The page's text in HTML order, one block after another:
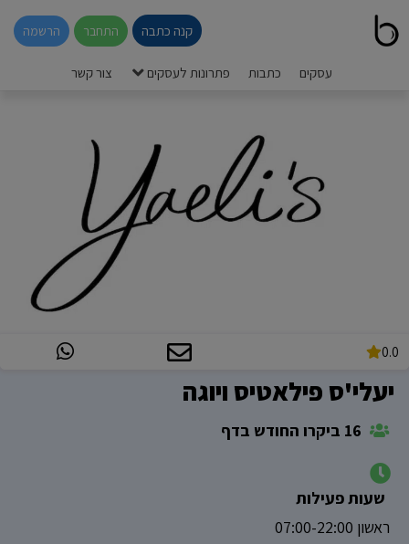
קנה כתבה התחבר הרשמה
עסקים כתבות פתרונות לעסקים צור קשר
0.0
יעלי'ס פילאטיס ויוגה
שעות פעילות
ראשון 07:00-22:00